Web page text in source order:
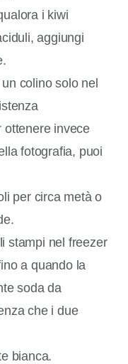
i kiwi
aggiungi
colino solo nel
ottenere invece
fotografia, puoi
per circa metà o
stampi nel freezer
a quando la
soda da
che i due
bianca.